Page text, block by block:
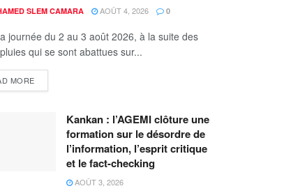
SLEM CAMARA AOÛT 4, 2026 0
journée du 2 au 3 août 2026, à la suite des
qui se sont abattues sur...
MORE
Kankan : l’AGEMI clôture une
formation sur le désordre de
l’information, l’esprit critique
et le fact-checking
AOÛT 3, 2026